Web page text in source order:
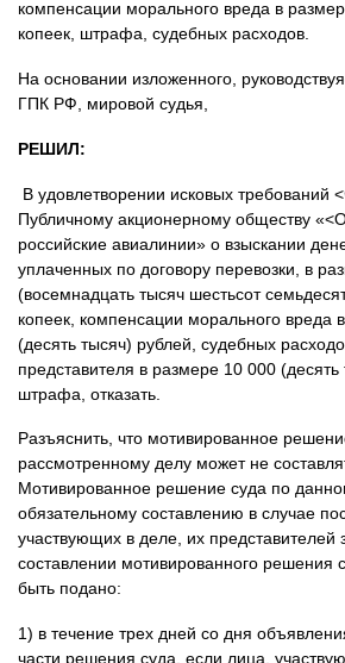
компенсации морального вреда в
копеек, штрафа, судебных расходов.
На основании изложенного,
ГПК РФ, мировой судья,
РЕШИЛ:
В удовлетворении исковых требований
Публичному акционерному обществу
российские авиалинии» о взыскании
уплаченных по договору перевозки, в
(восемнадцать тысяч шестьсот
копеек, компенсации морального вреда
(десять тысяч) рублей, судебных
представителя в размере 10 000 (десять
штрафа, отказать.
Разъяснить, что мотивированное
рассмотренному делу может не
Мотивированное решение суда по
обязательному составлению в случае
участвующих в деле, их представителей
составлении мотивированного решения
быть подано:
1) в течение трех дней со дня
части решения суда, если лица,